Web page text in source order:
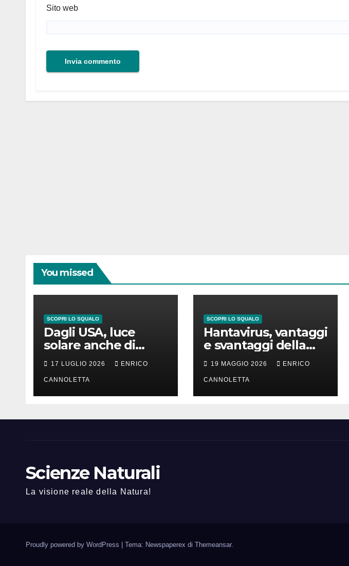
Sito web
You missed
SCOPRI LO SQUALO
Dagli USA, luce
solare anche di
notte
17 LUGLIO 2026 ENRICO
CANNOLETTA
SCOPRI LO SQUALO
Hantavirus, vantaggi
e svantaggi della
lunga incubazione
19 MAGGIO 2026 ENRICO
CANNOLETTA
Scienze Naturali
La visione reale della Natura!
Proudly powered by WordPress | Tema: Newspaperex di Themeansar.